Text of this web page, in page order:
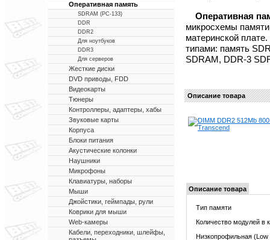
Оперативная память
SDRAM (PC-133)
DDR
DDR2
Для ноутбуков
DDR3
Для серверов
Жесткие диски
DVD приводы, FDD
Видеокарты
Тюнеры
Контроллеры, адаптеры, хабы
Звуковые карты
Корпуса
Блоки питания
Акустические колонки
Наушники
Микрофоны
Клавиатуры, наборы
Мыши
Джойстики, геймпады, рули
Коврики для мыши
Web-камеры
Кабели, переходники, шлейфы,
Оперативная
микросхемы
материнской
типами: память
SDRAM, DDR-3
Описание товара
Описание товара
Тип памяти
Количество модулей в
Низкопрофильная (Low